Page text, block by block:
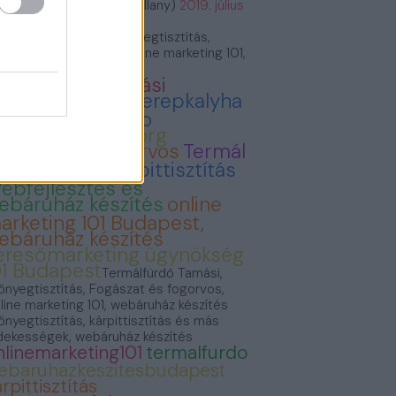
(@villam_villany) 2019. július
Tamási, Szőnyegtisztítás,
és fogorvos, Online marketing 101,
készítés
Tamási
Cserepkalyha
Kandallo
és fogorvos Termál
Kárpittisztítás
és
készítés online
101 Budapest,
készítés
ügynökség
BudapestTermálfürdő Tamási,
Fogászat és fogorvos,
marketing 101, webáruház készítés
kárpittisztítás és más
webáruház készítés
termalfurdo